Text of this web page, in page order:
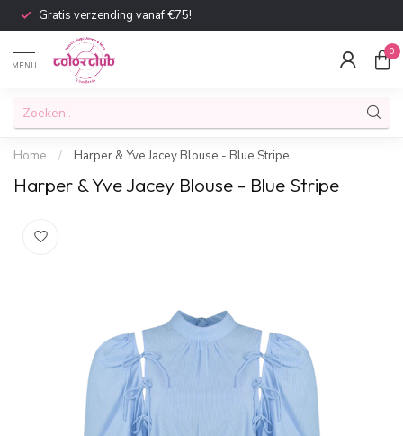
Gratis verzending vanaf €75!
MENU
0
Home / Harper & Yve Jacey Blouse - Blue Stripe
Harper & Yve Jacey Blouse - Blue Stripe